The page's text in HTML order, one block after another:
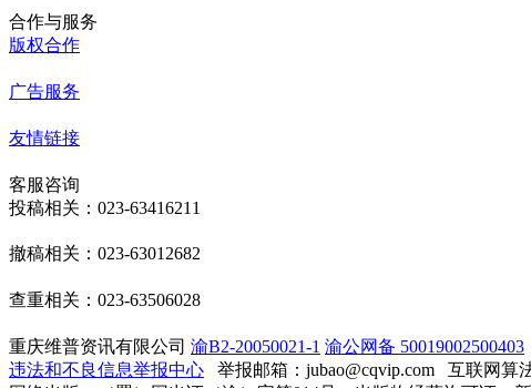
合作与服务
版权合作
广告服务
友情链接
客服咨询
投稿相关：023-63416211
撤稿相关：023-63012682
查重相关：023-63506028
重庆维普资讯有限公司 渝B2-20050021-1 渝公网备 50019002500403
违法和不良信息举报中心 举报邮箱：jubao@cqvip.com 互联网算